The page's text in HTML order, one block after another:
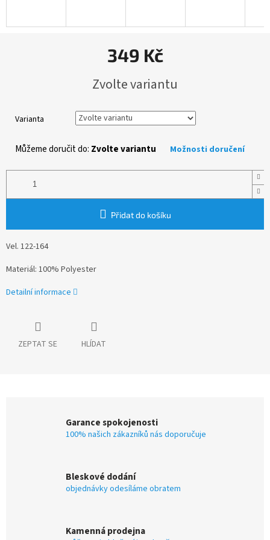
349 Kč
cena:
Zvolte variantu
Varianta
Můžeme doručit do: Zvolte variantu Možnosti doručení
Přidat do košíku
Vel. 122-164
Materiál: 100% Polyester
Detailní informace
ZEPTAT SE HLÍDAT
Garance spokojenosti
100% našich zákazníků nás doporučuje
Bleskové dodání
objednávky odesíláme obratem
Kamenná prodejna